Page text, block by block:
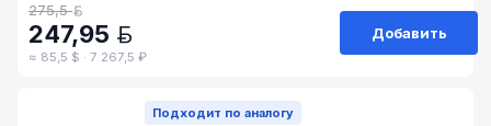
275,5
247,95
≈ 85,5 $ · 7 267,5 ₽
Добавить
Подходит по аналогу